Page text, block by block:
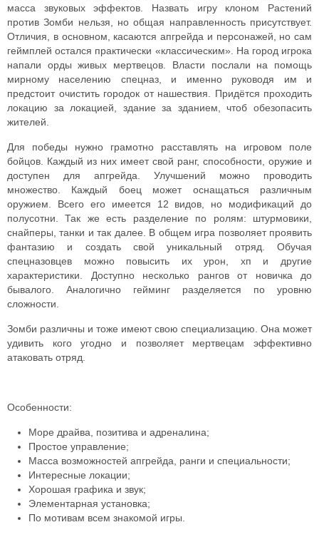
масса звуковых эффектов. Назвать игру клоном Растений
против Зомби нельзя, но общая направленность присутствует.
Отличия, в основном, касаются апгрейда и персонажей, но сам
геймплей остался практически «классическим». На город игрока
напали орды живых мертвецов. Власти послали на помощь
мирному населению спецназ, и именно руководя им и
предстоит очистить городок от нашествия. Придётся проходить
локацию за локацией, здание за зданием, чтоб обезопасить
жителей.
Для победы нужно грамотно расставлять на игровом поле
бойцов. Каждый из них имеет свой ранг, способности, оружие и
доступен для апгрейда. Улучшений можно проводить
множество. Каждый боец может оснащаться различным
оружием. Всего его имеется 12 видов, но модификаций до
полусотни. Так же есть разделение по ролям: штурмовики,
снайперы, танки и так далее. В общем игра позволяет проявить
фантазию и создать свой уникальный отряд. Обучая
спецназовцев можно повысить их урон, хп и другие
характеристики. Доступно несколько рангов от новичка до
бывалого. Аналогично гейминг разделяется по уровню
сложности.
Зомби различны и тоже имеют свою специализацию. Она может
удивить кого угодно и позволяет мертвецам эффективно
атаковать отряд.
Особенности:
Море драйва, позитива и адреналина;
Простое управление;
Масса возможностей апгрейда, ранги и специальности;
Интересные локации;
Хорошая графика и звук;
Элементарная установка;
По мотивам всем знакомой игры.